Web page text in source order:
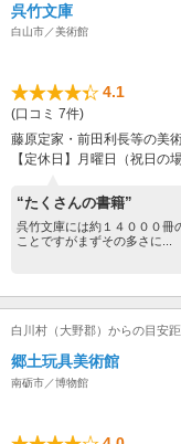
呉竹文庫
白山市／美術館
4.1
(口コミ 7件)
藤原定家・前田利長等の美
【定休日】月曜日（祝日の
“たくさんの書籍”
呉竹文庫には約１４０００冊
ことですがまずその多さに...
白川村（大野郡）からの目安
郷土玩具美術館
南砺市／博物館